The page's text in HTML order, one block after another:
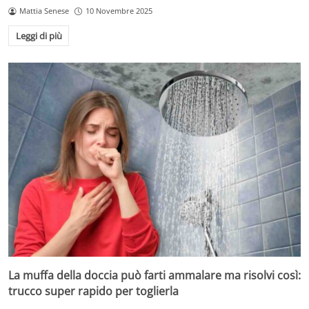
Mattia Senese 10 Novembre 2025
Leggi di più
La muffa della doccia può farti ammalare ma risolvi così:
trucco super rapido per toglierla